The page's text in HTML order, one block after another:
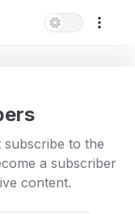
to the
a subscriber
content.